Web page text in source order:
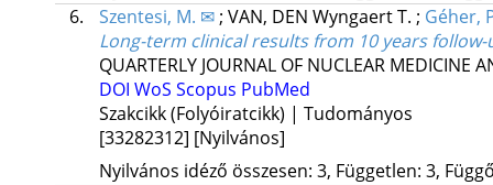
6.
Szentesi, M. ✉; VAN, DEN Wyngaert T. ; Géher,
Long-term clinical results from 10 years
QUARTERLY JOURNAL OF NUCLEAR MEDICINE
DOI WoS Scopus PubMed
Szakcikk (Folyóiratcikk) | Tudományos
[33282312] [Nyilvános]
Nyilvános idéző összesen: 3, Független: 3,